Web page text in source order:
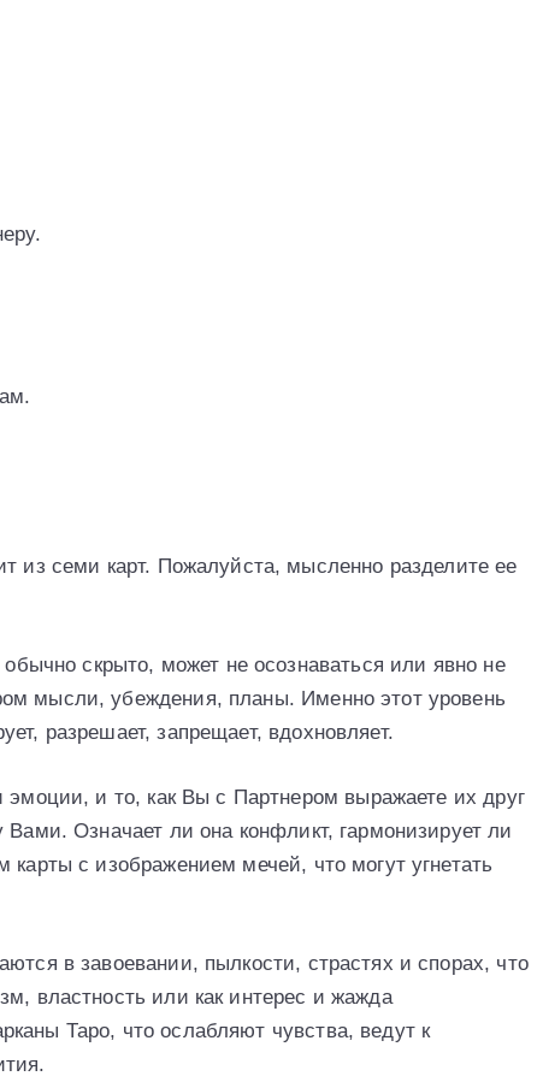
из семи карт. Пожалуйста, мысленно разделите ее
скрыто, может не осознаваться или явно не
мысли, убеждения, планы. Именно этот уровень
разрешает, запрещает, вдохновляет.
эмоции, и то, как Вы с Партнером выражаете их друг
Означает ли она конфликт, гармонизирует ли
с изображением мечей, что могут угнетать
в завоевании, пылкости, страстях и спорах, что
властность или как интерес и жажда
Таро, что ослабляют чувства, ведут к